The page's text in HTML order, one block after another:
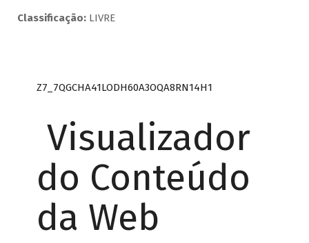
Classificação:LIVRE
Z7_7QGCHA41LODH60A3OQA8RN14H1
Visualizador
do Conteúdo
da Web